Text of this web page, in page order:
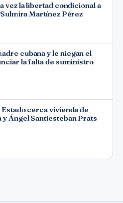
vez la libertad condicional a
Martínez Pérez
cubana y le niegan el
la falta de suministro
cerca vivienda de
y Ángel Santiesteban Prats